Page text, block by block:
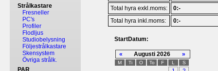
Strålkastare
Fresneller
PC's
Profiler
Flodljus
Studiobelysning
Följestrålkastare
Skensystem
Övriga strålk.
PAR
Total hyra exkl.moms:
0:-
Total hyra inkl.moms:
0:-
StartDatum:
« Augusti 2026 »
M Ti O To F L S